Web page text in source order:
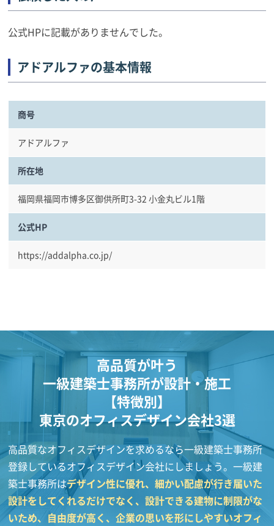
公式HPに記載がありませんでした。
アドアルファの基本情報
商号
アドアルファ
所在地
福岡県福岡市博多区御供所町3-32 小金丸ビル1階
公式HP
https://addalpha.co.jp/
高品質が叶う
一級建築士事務所が設計・施工
【特徴別】
東京のオフィスデザイン会社3選
高品質なオフィスデザインを求めるなら一級建築士事務所
登録しているオフィスデザイン会社にしましょう。一級建
築士事務所はデザイン性に優れ、細かい配慮が行き届いた
設計をしてくれるだけでなく、設計できる建物に制限がな
いため、自由度が高く、企業の思いを形にしやすいオフィ